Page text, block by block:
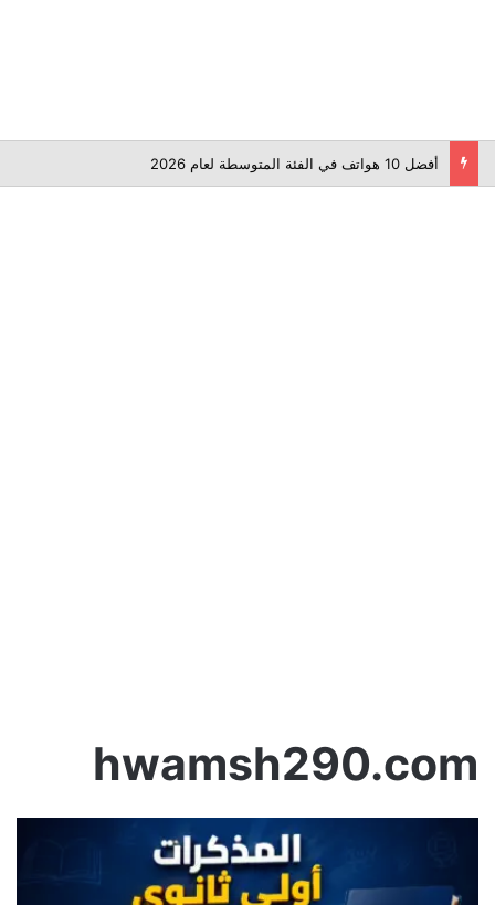
أفضل 10 هواتف في الفئة المتوسطة لعام 2026
hwamsh290.com